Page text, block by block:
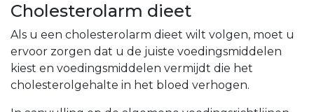
Cholesterolarm dieet
Als u een cholesterolarm dieet wilt volgen, moet u
ervoor zorgen dat u de juiste voedingsmiddelen
kiest en voedingsmiddelen vermijdt die het
cholesterolgehalte in het bloed verhogen.